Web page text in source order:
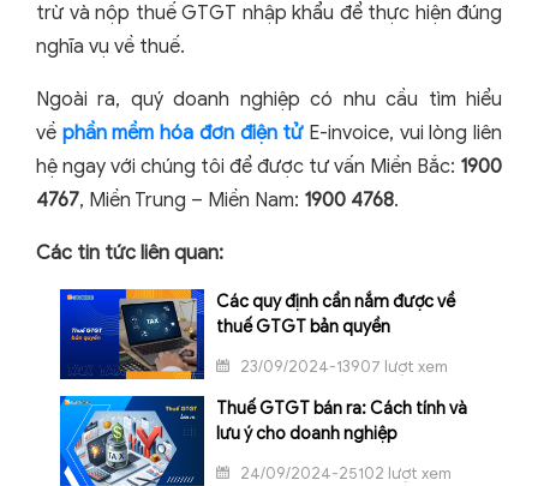
trừ và nộp thuế GTGT nhập khẩu để thực hiện đúng
nghĩa vụ về thuế.
Ngoài ra, quý doanh nghiệp có nhu cầu tìm hiểu
về phần mềm hóa đơn điện tửE-invoice, vui lòng liên
hệ ngay với chúng tôi để được tư vấn Miền Bắc: 1900
4767, Miền Trung – Miền Nam: 1900 4768.
Các tin tức liên quan:
Các quy định cần nắm được về
thuế GTGT bản quyền
23/09/2024-13907 lượt xem
Thuế GTGT bán ra: Cách tính và
lưu ý cho doanh nghiệp
24/09/2024-25102 lượt xem